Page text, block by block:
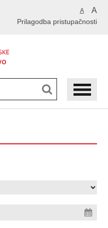
A A
Prilagodba pristupačnosti